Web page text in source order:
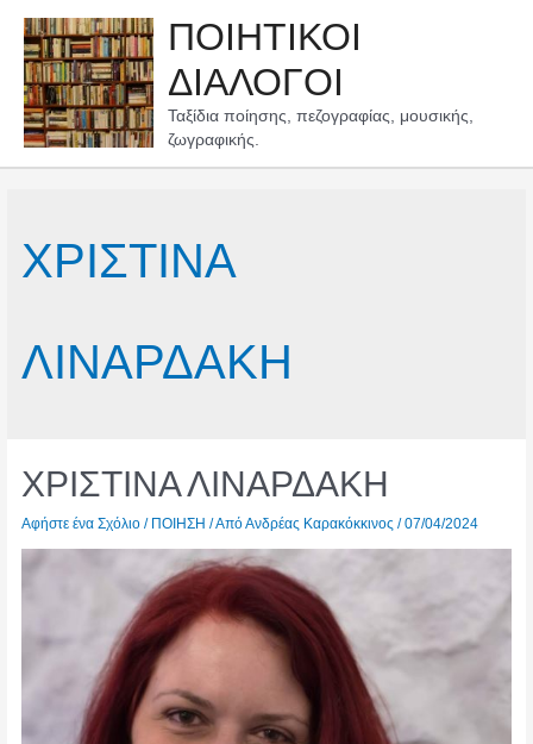
περιεχόμενο
ΠΟΙΗΤΙΚΟΙ
ΔΙΑΛΟΓΟΙ
Ταξίδια ποίησης, πεζογραφίας, μουσικής,
ζωγραφικής.
ΧΡΙΣΤΙΝΑ
ΛΙΝΑΡΔΑΚΗ
ΧΡΙΣΤΙΝΑ ΛΙΝΑΡΔΑΚΗ
Αφήστε ένα Σχόλιο / ΠΟΙΗΣΗ / ΑπόΑνδρέας Καρακόκκινος /07/04/2024